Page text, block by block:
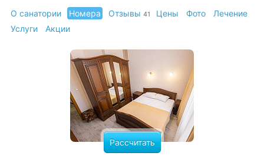
О санатории Номера Отзывы 41 Цены Фото
Лечение
Услуги
Акции
Рассчитать